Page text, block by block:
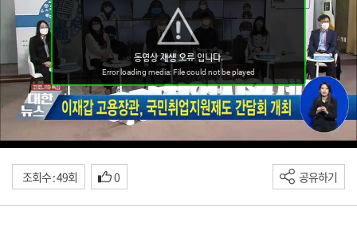
조회수 : 49회 0 공유하기